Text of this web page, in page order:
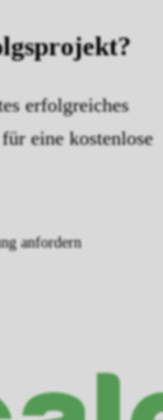
?
erfolgreiches
eine kostenlose
anfordern